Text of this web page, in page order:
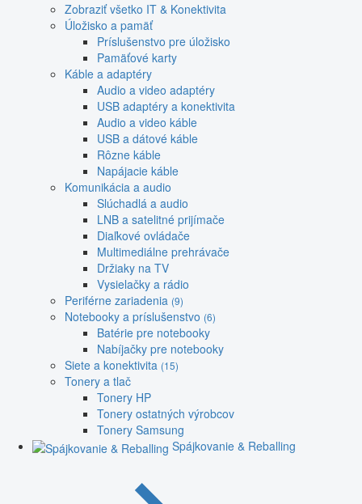
Zobraziť všetko IT & Konektivita
Úložisko a pamäť
Príslušenstvo pre úložisko
Pamäťové karty
Káble a adaptéry
Audio a video adaptéry
USB adaptéry a konektivita
Audio a video káble
USB a dátové káble
Rôzne káble
Napájacie káble
Komunikácia a audio
Slúchadlá a audio
LNB a satelitné prijímače
Diaľkové ovládače
Multimediálne prehrávače
Držiaky na TV
Vysielačky a rádio
Periférne zariadenia (9)
Notebooky a príslušenstvo (6)
Batérie pre notebooky
Nabíjačky pre notebooky
Siete a konektivita (15)
Tonery a tlač
Tonery HP
Tonery ostatných výrobcov
Tonery Samsung
Spájkovanie & Reballing